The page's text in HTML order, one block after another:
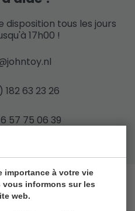
importance à votre vie
informons sur les
web.
tous les jours
17h00 !
182 63 23 26
57 75 06 39